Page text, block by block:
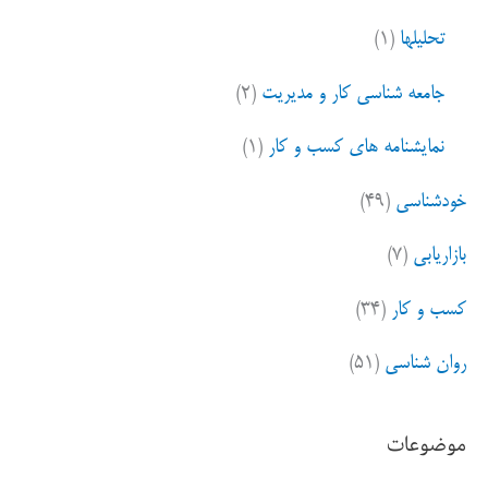
تحلیلها (۱)
جامعه شناسی کار و مدیریت (۲)
نمایشنامه های کسب و کار (۱)
خودشناسی (۴۹)
بازاریابی (۷)
کسب و کار (۳۴)
روان شناسی (۵۱)
موضوعات